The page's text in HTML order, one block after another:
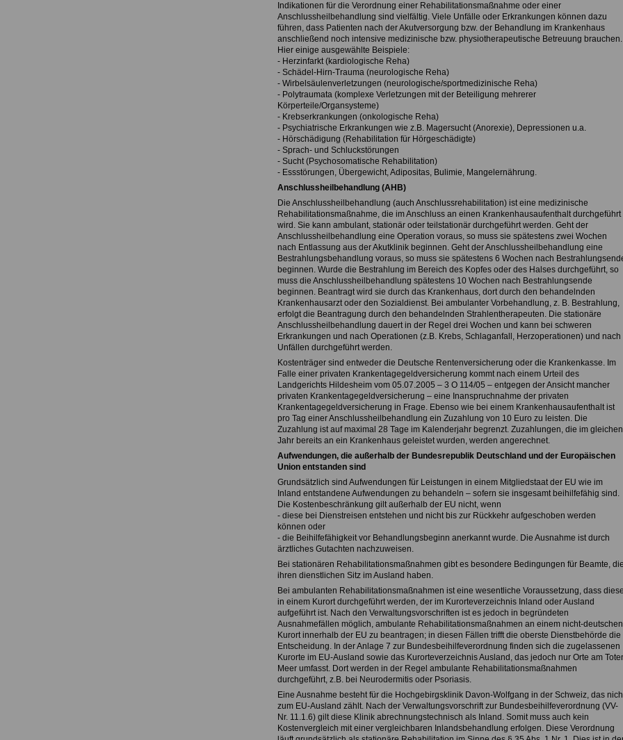
Indikationen für die Verordnung einer Rehabilitationsmaßnahme oder einer
Anschlussheilbehandlung sind vielfältig. Viele Unfälle oder Erkrankungen können dazu
führen, dass Patienten nach der Akutversorgung bzw. der Behandlung im Krankenhaus
anschließend noch intensive medizinische bzw. physiotherapeutische Betreuung brauchen.
Hier einige ausgewählte Beispiele:
- Herzinfarkt (kardiologische Reha)
- Schädel-Hirn-Trauma (neurologische Reha)
- Wirbelsäulenverletzungen (neurologische/sportmedizinische Reha)
- Polytraumata (komplexe Verletzungen mit der Beteiligung mehrerer
Körperteile/Organsysteme)
- Krebserkrankungen (onkologische Reha)
- Psychiatrische Erkrankungen wie z.B. Magersucht (Anorexie), Depressionen u.a.
- Hörschädigung (Rehabilitation für Hörgeschädigte)
- Sprach- und Schluckstörungen
- Sucht (Psychosomatische Rehabilitation)
- Essstörungen, Übergewicht, Adipositas, Bulimie, Mangelernährung.
Anschlussheilbehandlung (AHB)
Die Anschlussheilbehandlung (auch Anschlussrehabilitation) ist eine medizinische
Rehabilitationsmaßnahme, die im Anschluss an einen Krankenhausaufenthalt durchgeführt
wird. Sie kann ambulant, stationär oder teilstationär durchgeführt werden. Geht der
Anschlussheilbehandlung eine Operation voraus, so muss sie spätestens zwei Wochen
nach Entlassung aus der Akutklinik beginnen. Geht der Anschlussheilbehandlung eine
Bestrahlungsbehandlung voraus, so muss sie spätestens 6 Wochen nach
beginnen. Wurde die Bestrahlung im Bereich des Kopfes oder des Halses durchgeführt, so
muss die Anschlussheilbehandlung spätestens 10 Wochen nach Bestrahlungsende
beginnen. Beantragt wird sie durch das Krankenhaus, dort durch den behandelnden
Krankenhausarzt oder den Sozialdienst. Bei ambulanter Vorbehandlung, z. B. Bestrahlung,
erfolgt die Beantragung durch den behandelnden Strahlentherapeuten. Die stationäre
Anschlussheilbehandlung dauert in der Regel drei Wochen und kann bei schweren
Erkrankungen und nach Operationen (z.B. Krebs, Schlaganfall, Herzoperationen) und nach
Unfällen durchgeführt werden.
Kostenträger sind entweder die Deutsche Rentenversicherung oder die Krankenkasse. Im
Falle einer privaten Krankentagegeldversicherung kommt nach einem Urteil des
Landgerichts Hildesheim vom 05.07.2005 – 3 O 114/05 – entgegen der Ansicht mancher
privaten Krankentagegeldversicherung – eine Inanspruchnahme der privaten
Krankentagegeldversicherung in Frage. Ebenso wie bei einem Krankenhausaufenthalt ist
pro Tag einer Anschlussheilbehandlung ein Zuzahlung von 10 Euro zu leisten. Die
Zuzahlung ist auf maximal 28 Tage im Kalenderjahr begrenzt. Zuzahlungen, die im gleichen
Jahr bereits an ein Krankenhaus geleistet wurden, werden angerechnet.
Aufwendungen, die außerhalb der Bundesrepublik Deutschland und der Europäischen
Union entstanden sind
Grundsätzlich sind Aufwendungen für Leistungen in einem Mitgliedstaat der EU wie im
Inland entstandene Aufwendungen zu behandeln – sofern sie insgesamt beihilfefähig sind.
Die Kostenbeschränkung gilt außerhalb der EU nicht, wenn
- diese bei Dienstreisen entstehen und nicht bis zur Rückkehr aufgeschoben werden
können oder
- die Beihilfefähigkeit vor Behandlungsbeginn anerkannt wurde. Die Ausnahme ist durch
ärztliches Gutachten nachzuweisen.
Bei stationären Rehabilitationsmaßnahmen gibt es besondere Bedingungen für Beamte,
ihren dienstlichen Sitz im Ausland haben.
Bei ambulanten Rehabilitationsmaßnahmen ist eine wesentliche Voraussetzung, dass
in einem Kurort durchgeführt werden, der im Kurorteverzeichnis Inland oder Ausland
aufgeführt ist. Nach den Verwaltungsvorschriften ist es jedoch in begründeten
Ausnahmefällen möglich, ambulante Rehabilitationsmaßnahmen an einem nicht-deutschen
Kurort innerhalb der EU zu beantragen; in diesen Fällen trifft die oberste Dienstbehörde die
Entscheidung. In der Anlage 7 zur Bundesbeihilfeverordnung finden sich die zugelassenen
Kurorte im EU-Ausland sowie das Kurorteverzeichnis Ausland, das jedoch nur Orte am
Meer umfasst. Dort werden in der Regel ambulante Rehabilitationsmaßnahmen
durchgeführt, z.B. bei Neurodermitis oder Psoriasis.
Eine Ausnahme besteht für die Hochgebirgsklinik Davon-Wolfgang in der Schweiz, das
zum EU-Ausland zählt. Nach der Verwaltungsvorschrift zur Bundesbeihilfeverordnung (VV-
Nr. 11.1.6) gilt diese Klinik abrechnungstechnisch als Inland. Somit muss auch kein
Kostenvergleich mit einer vergleichbaren Inlandsbehandlung erfolgen. Diese Verordnung